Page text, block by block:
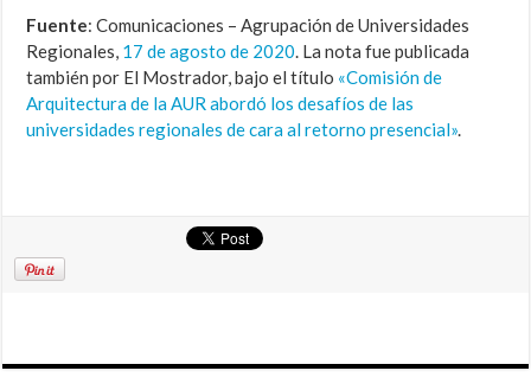
Fuente: Comunicaciones – Agrupación de Universidades
Regionales, 17 de agosto de 2020. La nota fue publicada
también por El Mostrador, bajo el título «Comisión de
Arquitectura de la AUR abordó los desafíos de las
universidades regionales de cara al retorno presencial».